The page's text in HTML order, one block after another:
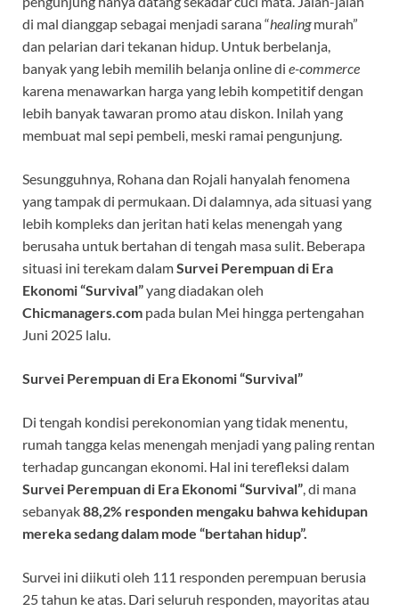
di mal dianggap sebagai menjadi sarana “healingmurah”
dan pelarian dari tekanan hidup. Untuk berbelanja,
banyak yang lebih memilih belanja online di e-commerce
karena menawarkan harga yang lebih kompetitif dengan
lebih banyak tawaran promo atau diskon. Inilah yang
membuat mal sepi pembeli, meski ramai pengunjung.
Sesungguhnya, Rohana dan Rojali hanyalah fenomena
yang tampak di permukaan. Di dalamnya, ada situasi yang
lebih kompleks dan jeritan hati kelas menengah yang
berusaha untuk bertahan di tengah masa sulit. Beberapa
situasi ini terekam dalamSurvei Perempuan di Era
Ekonomi “Survival”yang diadakan oleh
Chicmanagers.com pada bulan Mei hingga pertengahan
Juni 2025 lalu.
Survei Perempuan di Era Ekonomi “Survival”
Di tengah kondisi perekonomian yang tidak menentu,
rumah tangga kelas menengah menjadi yang paling rentan
terhadap guncangan ekonomi. Hal ini terefleksi dalam
Survei Perempuan di Era Ekonomi “Survival” , di mana
sebanyak88,2% responden mengaku bahwa kehidupan
mereka sedang dalam mode “bertahan hidup”.
Survei ini diikuti oleh 111 responden perempuan berusia
25 tahun ke atas. Dari seluruh responden, mayoritas atau